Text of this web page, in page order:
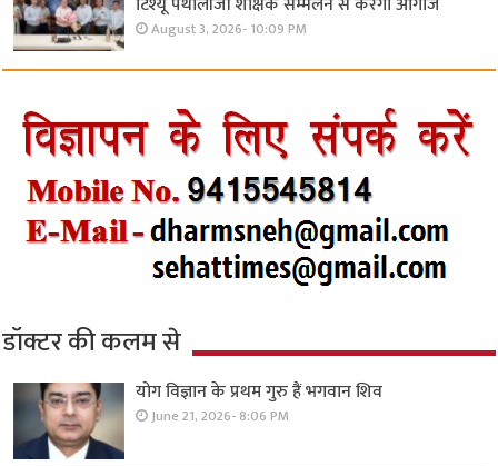
August 3, 2026- 10:09 PM
डॉक्टर की कलम से
योग विज्ञान के प्रथम गुरु हैं भगवान शिव
June 21, 2026- 8:06 PM